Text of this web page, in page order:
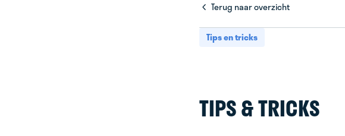
Terug naar overzicht
Tips en tricks
TIPS & TRICKS